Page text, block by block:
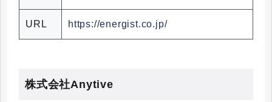
URL https://energist.co.jp/
株式会社Anytive